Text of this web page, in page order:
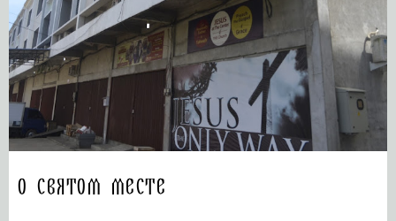
О святом месте